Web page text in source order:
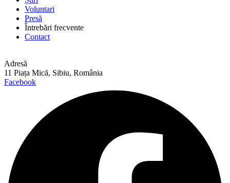
Voluntari
Presă
Întrebări frecvente
Contact
Adresă
11 Piața Mică, Sibiu, România
Facebook